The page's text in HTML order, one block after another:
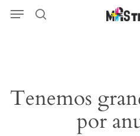
SkipMenu
Tenemos
por
Menu